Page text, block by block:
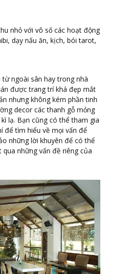
nhỏ với vô số các hoạt động
dạy nấu ăn, kịch, bói tarot,
từ ngoài sân hay trong nhà
được trang trí khá đẹp mắt
nhưng không kém phần tinh
decor các thanh gỗ mỏng
lạ. Bạn cũng có thể tham gia
để tìm hiểu về mọi vấn để
những lời khuyên để có thể
những vấn đề riêng của